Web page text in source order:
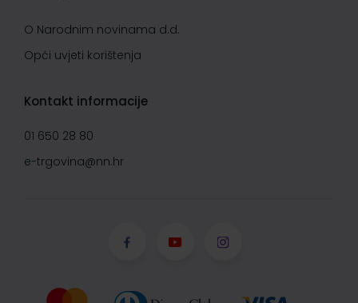
O Narodnim novinama d.d.
Opći uvjeti korištenja
Kontakt informacije
01 650 28 80
e-trgovina@nn.hr